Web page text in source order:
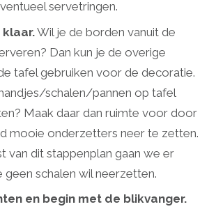
servetringen.
klaar.Wil je de borden vanuit de
Dan kun je de overige
tafel gebruiken voor de decoratie.
schalen/pannen op tafel
Maak daar dan ruimte voor door
mooie onderzetters neer te zetten.
van dit stappenplan gaan we er
geen schalen wil neerzetten.
en begin met de blikvanger.